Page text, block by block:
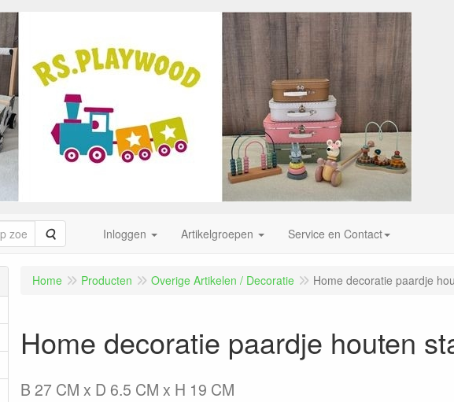
Zoeken Inloggen Artikelgroepen Service en Contact
Home Producten Overige Artikelen / Decoratie Home decoratie paardje
Home decoratie paardje houten
B 27 CM x D 6.5 CM x H 19 CM